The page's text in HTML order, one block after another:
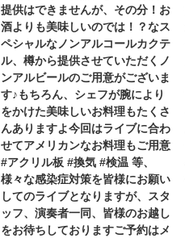
提供はできませんが、その分！お
酒よりも美味しいのでは！？なス
ペシャルなノンアルコールカクテ
ル、樽から提供させていただくノ
ンアルビールのご用意がございま
す♪もちろん、シェフが腕により
をかけた美味しいお料理もたくさ
んありますよ今回はライブに合わ
せてアメリカンなお料理もご用意
#アクリル板 #換気 #検温 等、
様々な感染症対策を皆様にお願い
してのライブとなりますが、スタ
ッフ、演奏者一同、皆様のお越し
をお待ちしておりますご予約はメ